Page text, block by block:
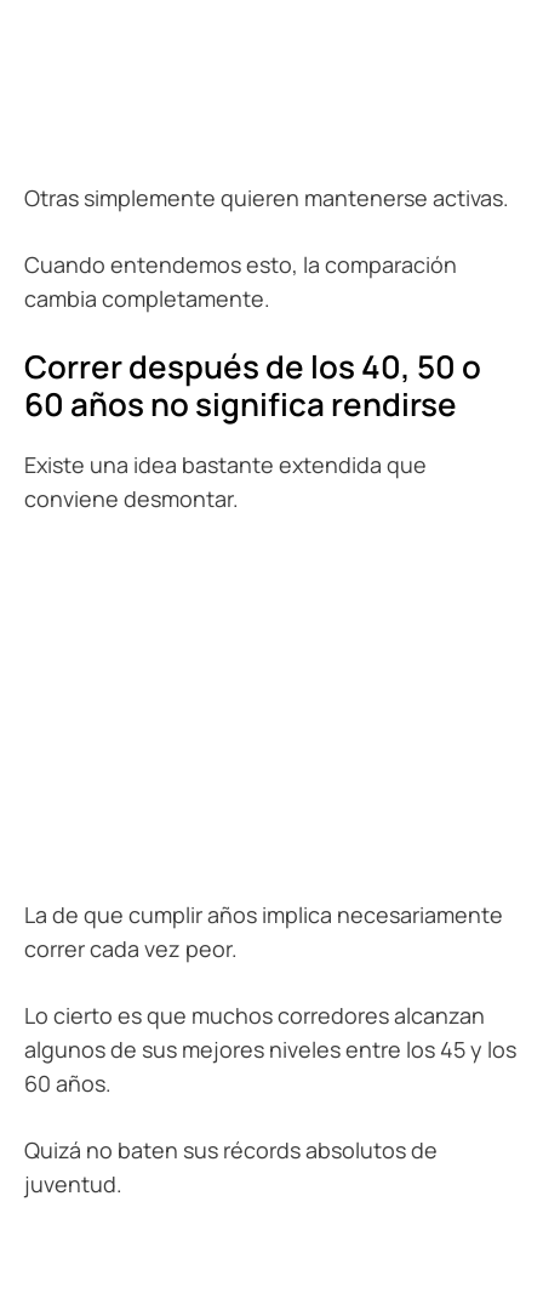
Otras simplemente quieren mantenerse activas.
Cuando entendemos esto, la comparación
cambia completamente.
Correr después de los 40, 50 o
60 años no significa rendirse
Existe una idea bastante extendida que
conviene desmontar.
La de que cumplir años implica necesariamente
correr cada vez peor.
Lo cierto es que muchos corredores alcanzan
algunos de sus mejores niveles entre los 45 y los
60 años.
Quizá no baten sus récords absolutos de
juventud.